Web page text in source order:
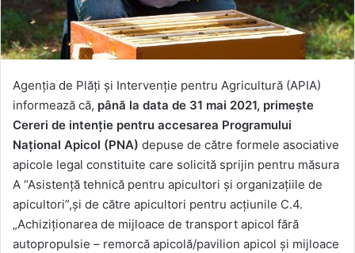
Agenția de Plăți și Intervenție pentru Agricultură (APIA)
informează că, până la data de 31 mai 2021, primește
Cereri de intenție pentru accesarea Programului
Naţional Apicol (PNA) depuse de către formele asociative
apicole legal constituite care solicită sprijin pentru măsura
A “Asistență tehnică pentru apicultori și organizațiile de
apicultori”,și de către apicultori pentru acțiunile C.4.
„Achiziţionarea de mijloace de transport apicol fără
autopropulsie – remorcă apicolă/pavilion apicol şi mijloace